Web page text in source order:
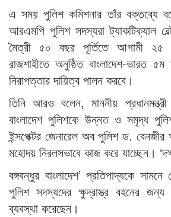
এ সময় পুলিশ কমিশনার তাঁর বক্তব্যে
আরএমপি পুলিশ সদস্যরা ট্যাকটিক্যাল
মৈত্রী ৫০ বছর পূর্তিতে আগামী ২৫
রাজশাহীতে অনুষ্ঠিত বাংলাদেশ-ভারত
নিরাপত্তার দায়িত্ব পালন করবে।
তিনি আরও বলেন, মাননীয় প্রধানমন্ত্রী
বাংলাদেশ পুলিশকে উন্নত ও সমৃদ্ধ
ইন্সপেক্টর জেনারেল অব পুলিশ ড.
মহোদয় নিরলসভাবে কাজ করে যাচ্ছেন।
বঙ্গবন্ধুর বাংলাদেশ’ প্রতিপাদ্যকে
পুলিশ সদস্যদের ক্ষুদ্রাস্ত্র বহনের জন্য
ব্যবস্থা করেছেন।